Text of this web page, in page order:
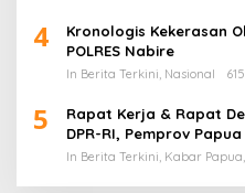
4
Kronologis Kekerasan
POLRES Nabire
In Berita Terkini, Nasional
5
Rapat Kerja & Rapat
DPR-RI, Pemprov
Keberpihakan
In Berita Terkini, Kabar